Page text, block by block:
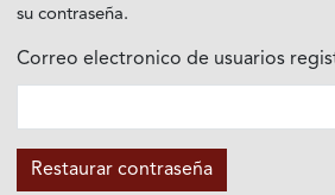
su contraseña.
Correo electronico de usuarios
Obligatorio
Restaurar contraseña